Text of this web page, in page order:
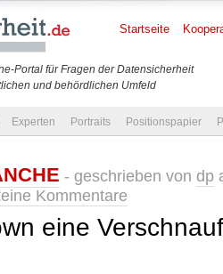
Portal für Fragen der Datensicherheit
und behördlichen Umfeld
Startseite
Experten Portraits Positionspapier
- geschrieben von dp
Kommentare
eine